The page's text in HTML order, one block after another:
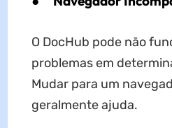
O DocHub pode não
problemas em
Mudar para um
geralmente ajuda.